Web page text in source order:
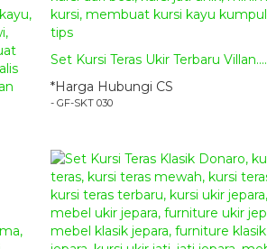
Set Kursi Teras Ukir Terbaru Villan....
*Harga Hubungi CS
- GF-SKT 030